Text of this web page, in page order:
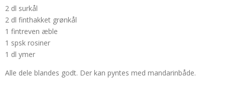
2 dl surkål
2 dl finthakket grønkål
1 fintreven æble
1 spsk rosiner
1 dl ymer
Alle dele blandes godt. Der kan pyntes med mandarinbåde.